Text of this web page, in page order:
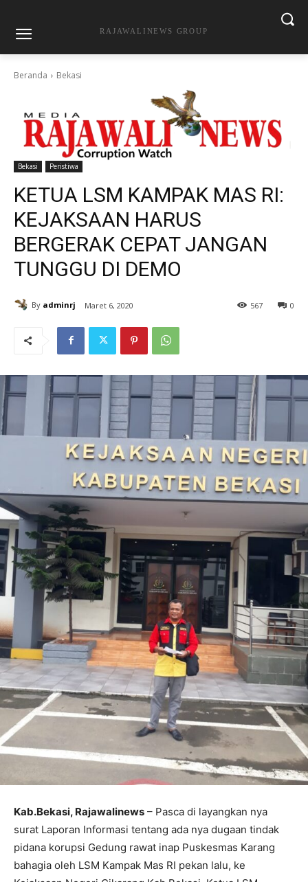
RAJAWALINEWS GROUP
Beranda Bekasi
Bekasi Peristiwa
KETUA LSM KAMPAK MAS RI:
KEJAKSAAN HARUS
BERGERAK CEPAT JANGAN
TUNGGU DI DEMO
By adminrj Maret 6, 2020 0
567
Kab.Bekasi, Rajawalinews – Pasca di layangkan nya
surat Laporan Informasi tentang ada nya dugaan tindak
pidana korupsi Gedung rawat inap Puskesmas Karang
bahagia oleh LSM Kampak Mas RI pekan lalu, ke